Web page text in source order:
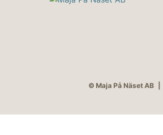
© Maja På Näset AB